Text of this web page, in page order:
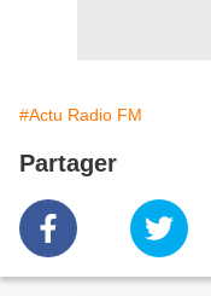
#Actu Radio FM
Partager